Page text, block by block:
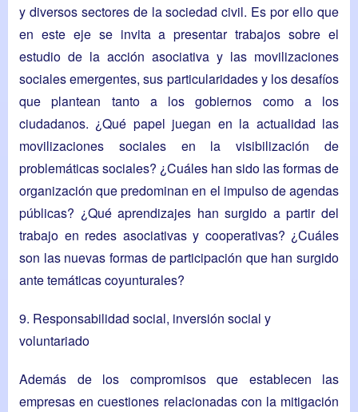
y diversos sectores de la sociedad civil. Es por ello que
en este eje se invita a presentar trabajos sobre el
estudio de la acción asociativa y las movilizaciones
sociales emergentes, sus particularidades y los desafíos
que plantean tanto a los gobiernos como a los
ciudadanos. ¿Qué papel juegan en la actualidad las
movilizaciones sociales en la visibilización de
problemáticas sociales? ¿Cuáles han sido las formas de
organización que predominan en el impulso de agendas
públicas? ¿Qué aprendizajes han surgido a partir del
trabajo en redes asociativas y cooperativas? ¿Cuáles
son las nuevas formas de participación que han surgido
ante temáticas coyunturales?
9. Responsabilidad social, inversión social y
voluntariado
Además de los compromisos que establecen las
empresas en cuestiones relacionadas con la mitigación